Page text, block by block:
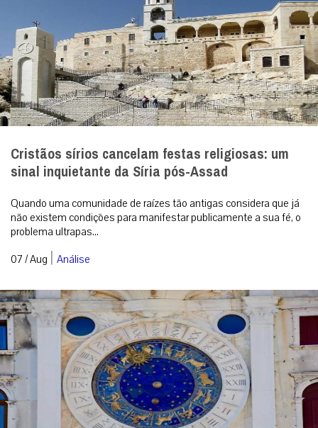
Cristãos sírios cancelam festas religiosas: um
sinal inquietante da Síria pós-Assad
Quando uma comunidade de raízes tão antigas considera que já
não existem condições para manifestar publicamente a sua fé, o
problema ultrapas...
07 / Aug | Análise